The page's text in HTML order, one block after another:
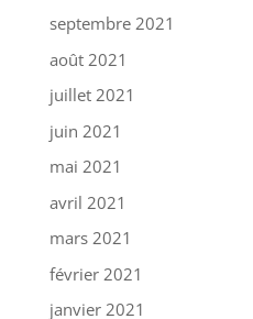
septembre 2021
août 2021
juillet 2021
juin 2021
mai 2021
avril 2021
mars 2021
février 2021
janvier 2021